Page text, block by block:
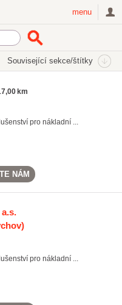
menu
Související sekce/štítky
a užitkové automobily
km
pro nákladní ...
NÁM
pro nákladní ...